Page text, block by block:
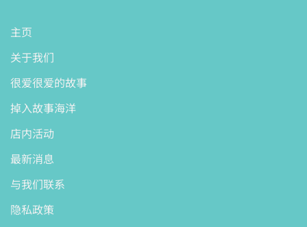
主页
关于我们
很爱很爱的故事
掉入故事海洋
店内活动
最新消息
与我们联系
隐私政策